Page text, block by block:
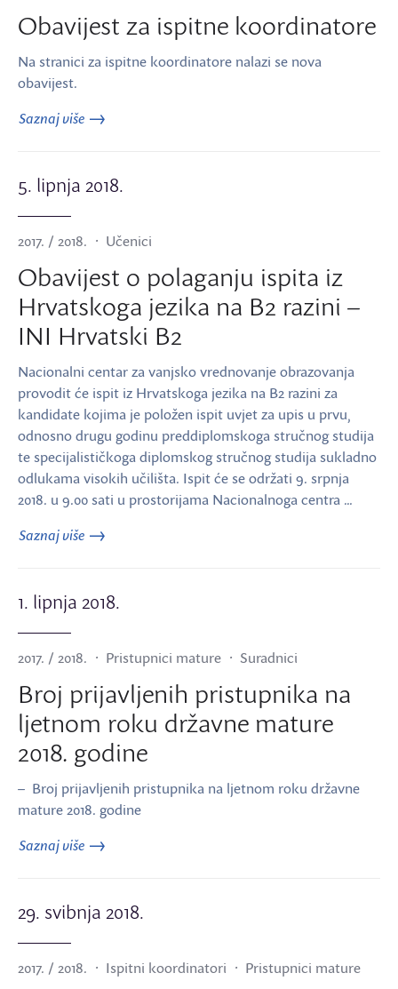
Obavijest za ispitne koordinatore
Na stranici za ispitne koordinatore nalazi se nova
obavijest.
Saznaj više
5. lipnja 2018.
2017. / 2018. Učenici
Obavijest o polaganju ispita iz
Hrvatskoga jezika na B2 razini –
INI Hrvatski B2
Nacionalni centar za vanjsko vrednovanje obrazovanja
provodit će ispit iz Hrvatskoga jezika na B2 razini za
kandidate kojima je položen ispit uvjet za upis u prvu,
odnosno drugu godinu preddiplomskoga stručnog studija
te specijalističkoga diplomskog stručnog studija sukladno
odlukama visokih učilišta. Ispit će se održati 9. srpnja
2018. u 9.00 sati u prostorijama Nacionalnoga centra …
Saznaj više
1. lipnja 2018.
2017. / 2018. Pristupnici mature Suradnici
Broj prijavljenih pristupnika na
ljetnom roku državne mature
2018. godine
– Broj prijavljenih pristupnika na ljetnom roku državne
mature 2018. godine
Saznaj više
29. svibnja 2018.
2017. / 2018. Ispitni koordinatori Pristupnici mature